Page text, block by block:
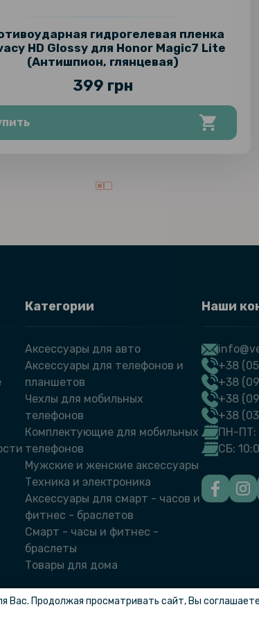
гидрогелевая пленка
HD Glossy для Honor Magic7 Lite
(Антишпион, глянцевая)
399 грн
Категории
Аксессуары для авто
Аксессуары для телефонов и
планшетов
Чехлы для мобильных
телефонов
Комплектующие для мобильных
телефонов
Мужские и женские аксессуары
Техника и электроника
Аксессуары для смарт - часов и
фитнес - браслетов
Смарт - часы и фитнес -
браслеты
Товары для дома
Наши
+38
+38
+38
+38
ПН-ПТ:
СБ:
Продолжая просматривать сайт, Вы